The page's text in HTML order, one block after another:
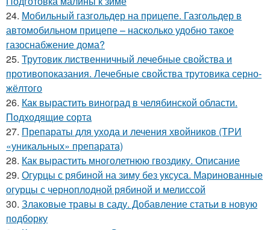
24. Мобильный газгольдер на прицепе. Газгольдер в
автомобильном прицепе – насколько удобно такое
газоснабжение дома?
25. Трутовик лиственничный лечебные свойства и
противопоказания. Лечебные свойства трутовика серно-
жёлтого
26. Как вырастить виноград в челябинской области.
Подходящие сорта
27. Препараты для ухода и лечения хвойников (ТРИ
«уникальных» препарата)
28. Как вырастить многолетнюю гвоздику. Описание
29. Огурцы с рябиной на зиму без уксуса. Маринованные
огурцы с черноплодной рябиной и мелиссой
30. Злаковые травы в саду. Добавление статьи в новую
подборку